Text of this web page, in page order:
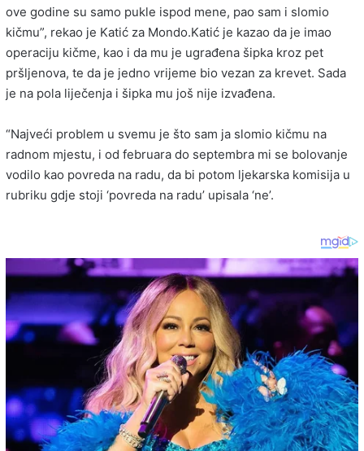
ove godine su samo pukle ispod mene, pao sam i slomio
kičmu”, rekao je Katić za Mondo.Katić je kazao da je imao
operaciju kičme, kao i da mu je ugrađena šipka kroz pet
pršljenova, te da je jedno vrijeme bio vezan za krevet. Sada
je na pola liječenja i šipka mu još nije izvađena.
“Najveći problem u svemu je što sam ja slomio kičmu na
radnom mjestu, i od februara do septembra mi se bolovanje
vodilo kao povreda na radu, da bi potom ljekarska komisija u
rubriku gdje stoji ‘povreda na radu’ upisala ‘ne’.